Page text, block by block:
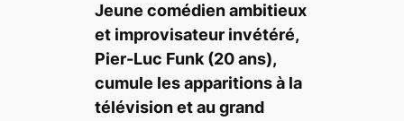
Jeune comédien ambitieux
et improvisateur invétéré,
Pier-Luc Funk (20 ans),
cumule les apparitions à la
télévision et au grand